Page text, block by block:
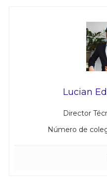
Lucian
Director
Número de